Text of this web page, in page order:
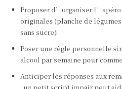
Proposer d’organiser l’apéro
originales (planche de
sans sucre).
Poser une règle personnelle
alcool par semaine pour
Anticiper les réponses aux